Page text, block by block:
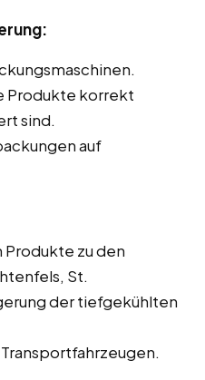
Produkte korrekt
sind.
auf
zu den
St.
der tiefgekühlten